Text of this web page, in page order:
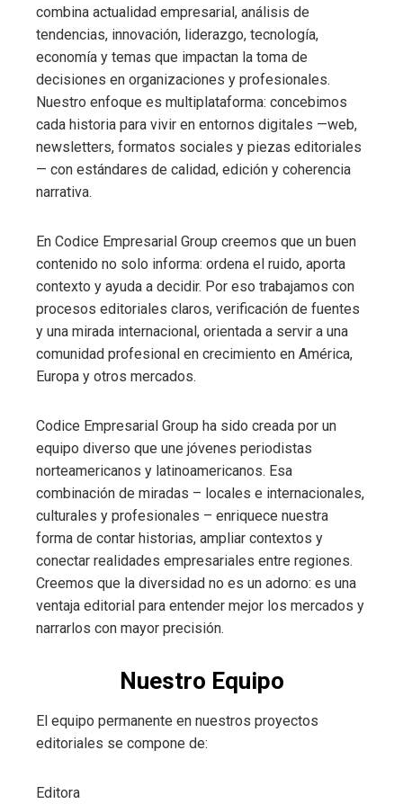
combina actualidad empresarial, análisis de
tendencias, innovación, liderazgo, tecnología,
economía y temas que impactan la toma de
decisiones en organizaciones y profesionales.
Nuestro enfoque es multiplataforma: concebimos
cada historia para vivir en entornos digitales —web,
newsletters, formatos sociales y piezas editoriales
— con estándares de calidad, edición y coherencia
narrativa.
En Codice Empresarial Group creemos que un buen
contenido no solo informa: ordena el ruido, aporta
contexto y ayuda a decidir. Por eso trabajamos con
procesos editoriales claros, verificación de fuentes
y una mirada internacional, orientada a servir a una
comunidad profesional en crecimiento en América,
Europa y otros mercados.
Codice Empresarial Group ha sido creada por un
equipo diverso que une jóvenes periodistas
norteamericanos y latinoamericanos. Esa
combinación de miradas – locales e internacionales,
culturales y profesionales – enriquece nuestra
forma de contar historias, ampliar contextos y
conectar realidades empresariales entre regiones.
Creemos que la diversidad no es un adorno: es una
ventaja editorial para entender mejor los mercados y
narrarlos con mayor precisión.
Nuestro Equipo
El equipo permanente en nuestros proyectos
editoriales se compone de:
Editora